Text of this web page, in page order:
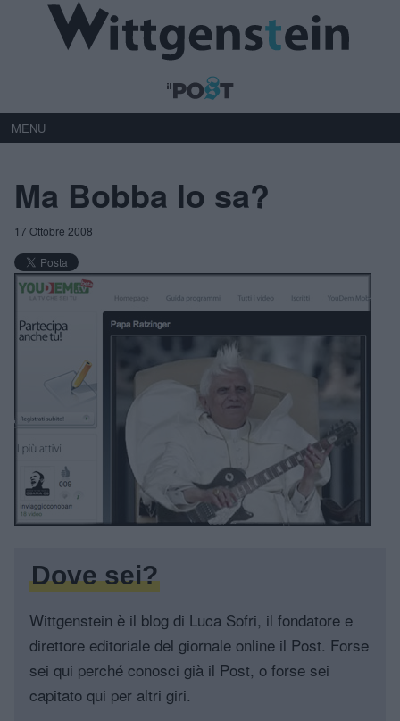
MENU
Ma Bobba lo sa?
17 Ottobre 2008
Dove sei?
Wittgenstein è il blog di Luca Sofri, il fondatore e
direttore editoriale del giornale online il Post. Forse
sei qui perché conosci già il Post, o forse sei
capitato qui per altri giri.